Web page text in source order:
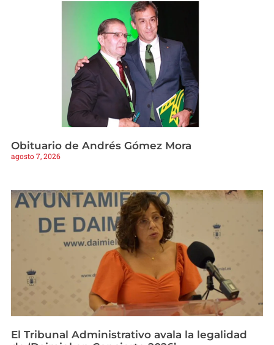
Obituario de Andrés Gómez Mora
agosto 7, 2026
El Tribunal Administrativo avala la legalidad